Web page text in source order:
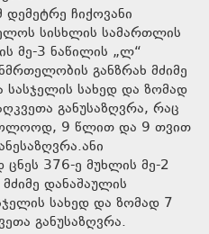
ჩიქოვანი
სისხლის სამართლის
მე-3 ნაწილის „ლ“
განზრახ მძიმე
სასჯელის სახედ და ზომად
განუსაზღვრა, რაც
9 წლით და 9 თვით
ცნეს 376-ე მუხლის მე-2
დანაშაულის
სახედ და ზომად 7
განუსაზღვრა.